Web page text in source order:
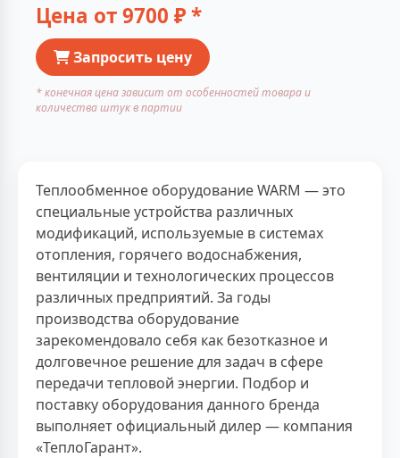
Цена от9700 ₽ *
Запросить цену
* конечная цена зависит от особенностей товара и
количества штук в партии
Теплообменное оборудование WARM — это
специальные устройства различных
модификаций, используемые в системах
отопления, горячего водоснабжения,
вентиляции и технологических процессов
различных предприятий. За годы
производства оборудование
зарекомендовало себя как безотказное и
долговечное решение для задач в сфере
передачи тепловой энергии. Подбор и
поставку оборудования данного бренда
выполняет официальный дилер — компания
«ТеплоГарант».